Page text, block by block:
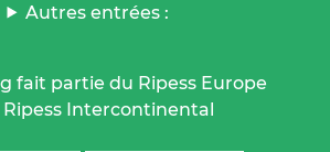
Autres entrées :
fait partie du Ripess Europe
Intercontinental